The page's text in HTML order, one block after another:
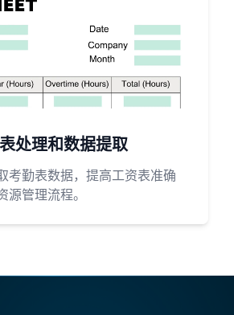
处理和数据提取
考勤表数据，提高工资表准确
管理流程。